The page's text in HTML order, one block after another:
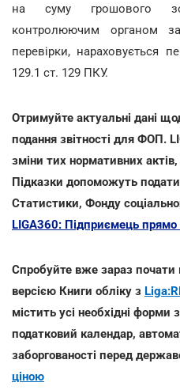
на суму грошового
контролюючим органом за
перевірки, нараховується
129.1 ст. 129 ПКУ.
Отримуйте актуальні дані
подання звітності для ФОП.
зміни тих нормативних
Підказки допоможуть подати
Статистики, Фонду
LIGA360: Підприємець прямо
Спробуйте вже зараз почати
версією Книги обліку з
містить усі необхідні форми
податковий календар,
заборгованості перед
ціною